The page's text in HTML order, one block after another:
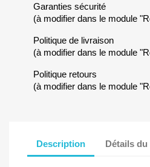
Garanties sécurité
(à modifier dans le module
Politique de livraison
(à modifier dans le module
Politique retours
(à modifier dans le module
Description Détails